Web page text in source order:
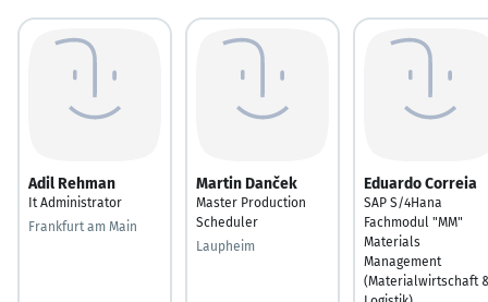
Adil Rehman
It Administrator
Frankfurt am Main
Martin Danček
Master Production
Scheduler
Laupheim
Eduardo Correia
SAP S/4Hana
Fachmodul "MM"
Materials
Management
(Materialwirtschaft